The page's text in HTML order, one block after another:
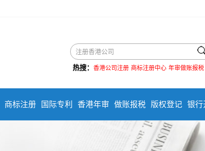
热搜： 香港公司注册 商标注册中心 年审做账报税
商标注册 国际专利 香港年审 做账报税 版权登记 银行